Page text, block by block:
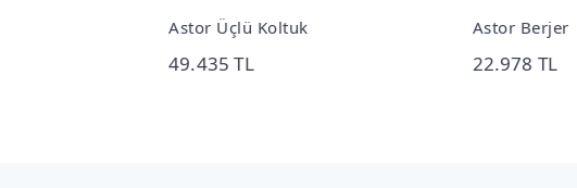
Astor Üçlü Koltuk
49.435 TL
Astor Berjer
22.978 TL